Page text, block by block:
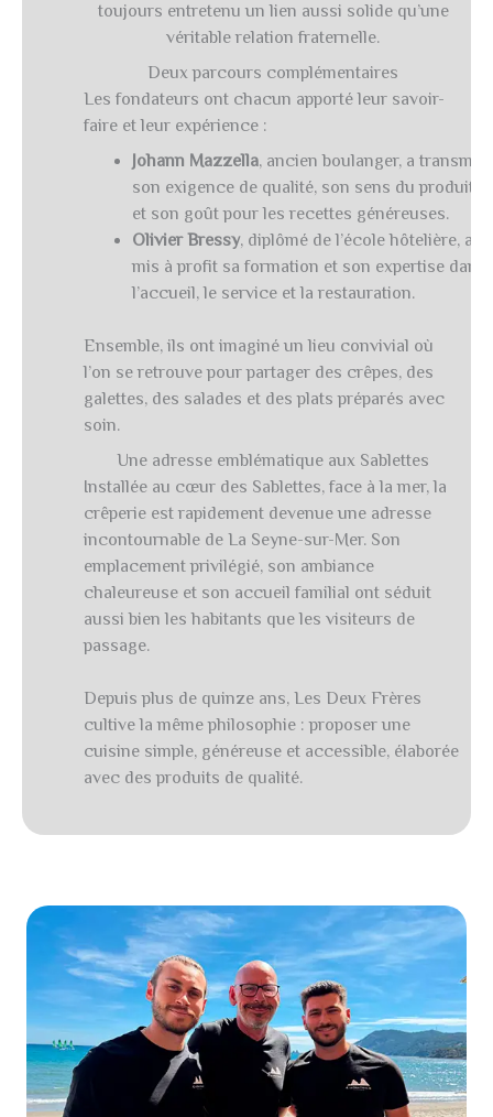
toujours entretenu un lien aussi solide qu’une
véritable relation fraternelle.
Deux parcours complémentaires
Les fondateurs ont chacun apporté leur savoir-
faire et leur expérience :
Johann Mazzella, ancien boulanger, a transmis
son exigence de qualité, son sens du produit
et son goût pour les recettes généreuses.
Olivier Bressy, diplômé de l’école hôtelière, a
mis à profit sa formation et son expertise dans
l’accueil, le service et la restauration.
Ensemble, ils ont imaginé un lieu convivial où
l’on se retrouve pour partager des crêpes, des
galettes, des salades et des plats préparés avec
soin.
Une adresse emblématique aux Sablettes
Installée au cœur des Sablettes, face à la mer, la
crêperie est rapidement devenue une adresse
incontournable de La Seyne-sur-Mer. Son
emplacement privilégié, son ambiance
chaleureuse et son accueil familial ont séduit
aussi bien les habitants que les visiteurs de
passage.
Depuis plus de quinze ans, Les Deux Frères
cultive la même philosophie : proposer une
cuisine simple, généreuse et accessible, élaborée
avec des produits de qualité.